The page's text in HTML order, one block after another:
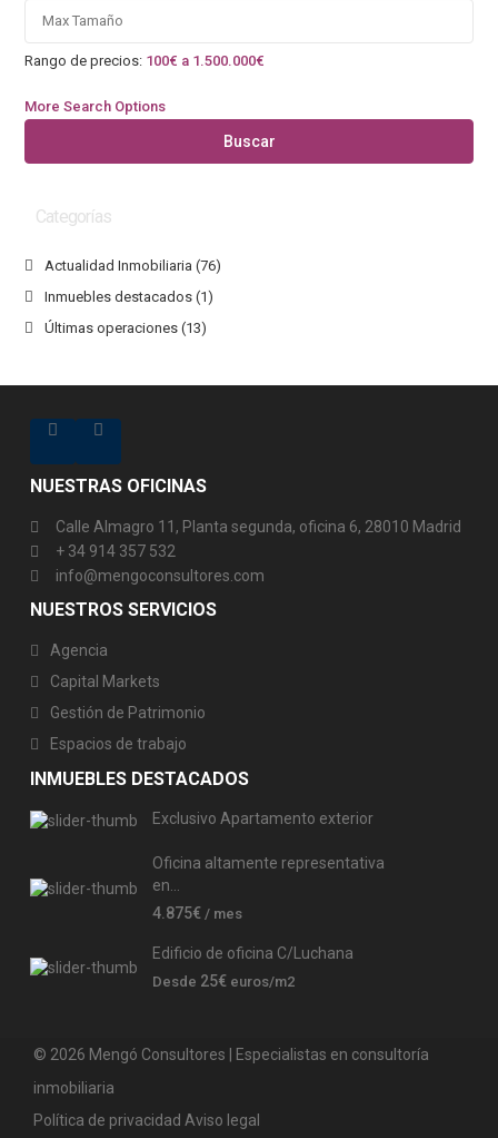
Rango de precios: 100€ a 1.500.000€
More Search Options
Buscar
Categorías
Actualidad Inmobiliaria (76)
Inmuebles destacados (1)
Últimas operaciones (13)
NUESTRAS OFICINAS
Calle Almagro 11, Planta segunda, oficina 6, 28010 Madrid
+ 34 914 357 532
info@mengoconsultores.com
NUESTROS SERVICIOS
Agencia
Capital Markets
Gestión de Patrimonio
Espacios de trabajo
INMUEBLES DESTACADOS
Exclusivo Apartamento exterior
Oficina altamente representativa
en...
4.875€ / mes
Edificio de oficina C/Luchana
Desde 25€ euros/m2
© 2026 Mengó Consultores | Especialistas en consultoría
inmobiliaria
Política de privacidad Aviso legal